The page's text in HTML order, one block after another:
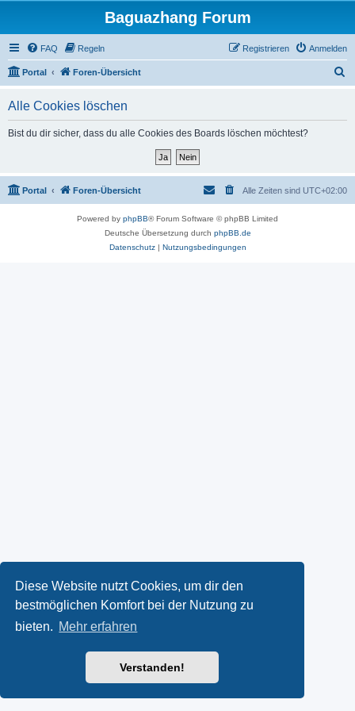
Diese Website nutzt Cookies, um dir den
bestmöglichen Komfort bei der Nutzung zu
bieten. Mehr erfahren
Verstanden!
Baguazhang Forum
FAQ Regeln Anmelden
Registrieren
Portal Foren-Übersicht
Alle Cookies löschen
Bist du dir sicher, dass du alle Cookies des Boards löschen möchtest?
Portal Foren-Übersicht Alle Zeiten sind UTC+02:00
Powered by phpBB® Forum Software © phpBB Limited
Deutsche Übersetzung durch phpBB.de
Datenschutz| Nutzungsbedingungen